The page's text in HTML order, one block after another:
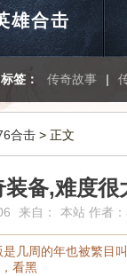
雄合击
签： 传奇故事 |
合击 > 正文
装备,难度
来自： 本站 作者：
几周的年也被繁目
看黑